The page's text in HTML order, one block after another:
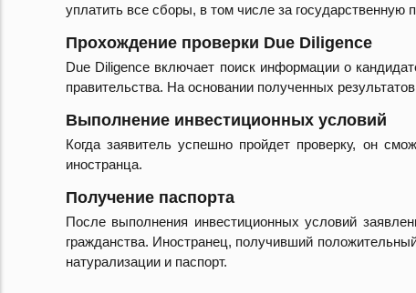
уплатить все сборы, в том числе за государственную
Прохождение проверки Due Diligence
Due Diligence включает поиск информации о
правительства. На основании полученных
Выполнение инвестиционных условий
Когда заявитель успешно пройдет проверку, он
иностранца.
Получение паспорта
После выполнения инвестиционных условий
гражданства. Иностранец, получивший
натурализации и паспорт.